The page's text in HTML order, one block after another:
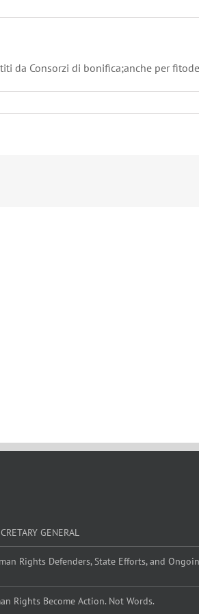
da Consorzi di bonifica;anche per
GENERAL
Rights Defenders, State Efforts, and
Rights Become Action. Not Words.